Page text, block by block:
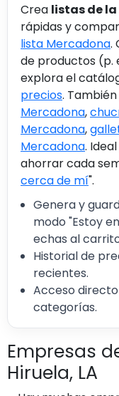
Crea listas de
rápidas y
lista Mercadona.
de productos (p.
explora el
precios.
Mercadona,
Mercadona,
Mercadona.
ahorrar cada
cerca de mí".
Genera y
modo "Estoy
echas al
Historial de
recientes.
Acceso
categorías.
Empresas
Hiruela, LA